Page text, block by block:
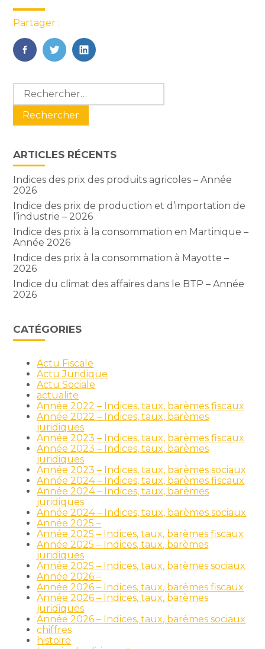
Partager :
FaceBook
TwitterLinkedIn
Blog
sidebar
Rechercher :
ARTICLES RÉCENTS
Indices des prix des produits agricoles – Année
2026
Indice des prix de production et d’importation de
l’industrie – 2026
Indice des prix à la consommation en Martinique –
Année 2026
Indice des prix à la consommation à Mayotte –
2026
Indice du climat des affaires dans le BTP – Année
2026
CATÉGORIES
Actu Fiscale
Actu Juridique
Actu Sociale
actualite
Année 2022 – Indices, taux, barèmes fiscaux
Année 2022 – Indices, taux, barèmes
juridiques
Année 2023 – Indices, taux, barèmes fiscaux
Année 2023 – Indices, taux, barèmes
juridiques
Année 2023 – Indices, taux, barèmes sociaux
Année 2024 – Indices, taux, barèmes fiscaux
Année 2024 – Indices, taux, barèmes
juridiques
Année 2024 – Indices, taux, barèmes sociaux
Année 2025 –
Année 2025 – Indices, taux, barèmes fiscaux
Année 2025 – Indices, taux, barèmes
juridiques
Année 2025 – Indices, taux, barèmes sociaux
Année 2026 –
Année 2026 – Indices, taux, barèmes fiscaux
Année 2026 – Indices, taux, barèmes
juridiques
Année 2026 – Indices, taux, barèmes sociaux
chiffres
histoire